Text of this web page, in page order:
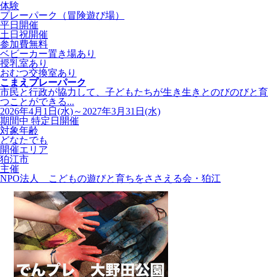
体験
プレーパーク（冒険遊び場）
平日開催
土日祝開催
参加費無料
ベビーカー置き場あり
授乳室あり
おむつ交換室あり
こまえプレーパーク
市民と行政が協力して、子どもたちが生き生きとのびのびと育
つことができる...
2026年4月1日(水)～2027年3月31日(水)
期間中 特定日開催
対象年齢
どなたでも
開催エリア
狛江市
主催
NPO法人 こどもの遊びと育ちをささえる会・狛江